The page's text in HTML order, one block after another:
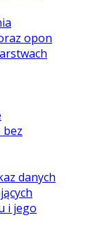
opon
bez
danych
i jego